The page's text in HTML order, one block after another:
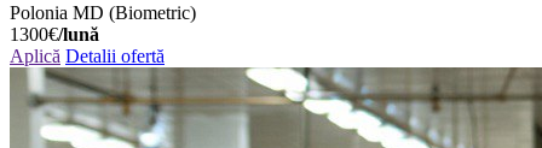
Polonia MD (Biometric)
1300€/lună
Aplică Detalii ofertă